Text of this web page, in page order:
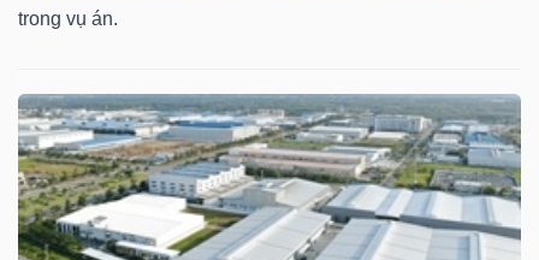
trong vụ án.
ĐỘNG
SẢN
Mã
chứng